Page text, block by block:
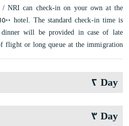
/ NRI can check-in on your own at the
will be provided in case of late
flight or long queue at the immigration.
Day ٢
Day ٣